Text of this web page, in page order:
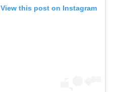
View this post on Instagram